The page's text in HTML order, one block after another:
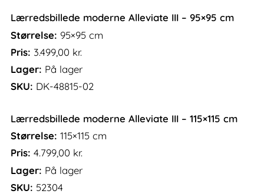
Lærredsbillede moderne Alleviate III – 95×95 cm
Størrelse: 95×95 cm
Pris: 3.499,00 kr.
Lager: På lager
SKU: DK-48815-02
Lærredsbillede moderne Alleviate III – 115×115 cm
Størrelse: 115×115 cm
Pris: 4.799,00 kr.
Lager: På lager
SKU: 52304